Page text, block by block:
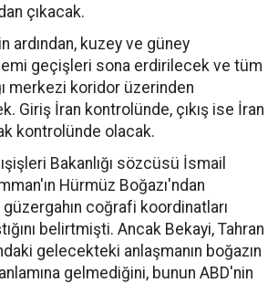
çıkacak.
ardından, kuzey ve güney
geçişleri sona erdirilecek ve tüm
merkezi koridor üzerinden
Giriş İran kontrolünde, çıkış ise İran
kontrolünde olacak.
Bakanlığı sözcüsü İsmail
Hürmüz Boğazı'ndan
coğrafi koordinatları
belirtmişti. Ancak Bekayi, Tahran
gelecekteki anlaşmanın boğazın
gelmediğini, bunun ABD'nin